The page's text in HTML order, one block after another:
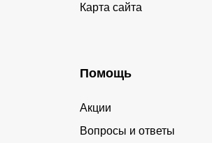
Карта сайта
Помощь
Акции
Вопросы и ответы